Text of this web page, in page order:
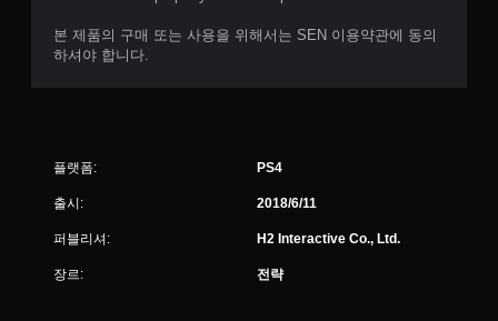
본 제품의 구매 또는 사용을 위해서는 SEN 이용약관에 동의
하셔야 합니다.
플랫폼: PS4
출시: 2018/6/11
퍼블리셔: H2 Interactive Co., Ltd.
장르: 전략